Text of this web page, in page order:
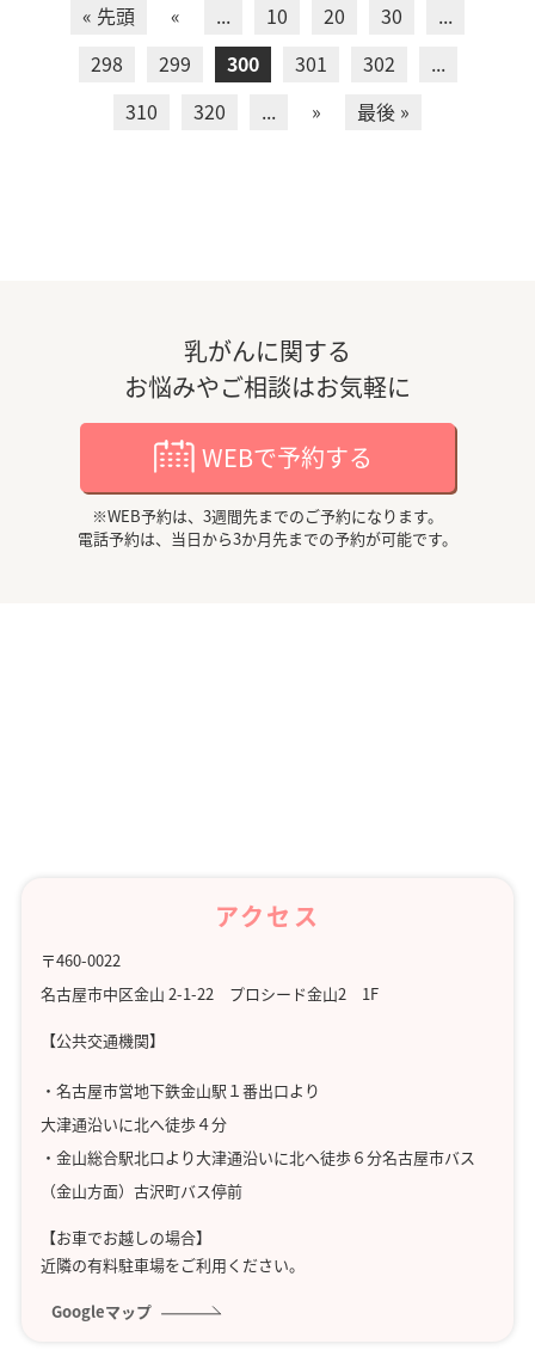
« 先頭 « ... 10 20 30
...
298
299 300 301 302
...
310
320 ... » 最後 »
ご返答は、ホームページ上で行わせていただき
ます。
ご返答までの期間は決まっておりませんので、予
めご了承ください。
直接質問された方へメールをお送りすることは
致しません。
年代 必須 公開
メールアドレス（半角英数字）
乳がんに関する
お悩みやご相談はお気軽に
WEBで予約する
※WEB予約は、3週間先までのご予約になります。
電話予約は、当日から3か月先までの予約が可能です。
アクセス
〒460-0022
名古屋市中区金山 2-1-22 プロシード金山2 1F
【公共交通機関】
・名古屋市営地下鉄金山駅１番出口より
大津通沿いに北へ徒歩４分
・金山総合駅北口より大津通沿いに北へ徒歩６分名古屋市バス
（金山方面）古沢町バス停前
【お車でお越しの場合】
近隣の有料駐車場をご利用ください。
Googleマップ